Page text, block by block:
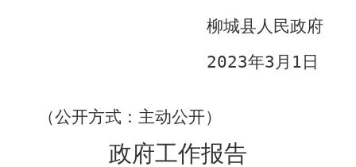
柳城县人民政府
2023年3 月 1 日
（公开方式： 主动公开）
政府工作报告